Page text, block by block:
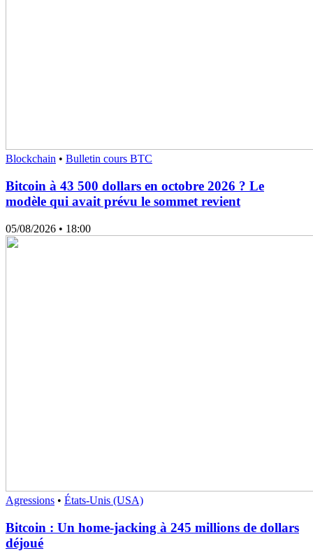
Blockchain • Bulletin cours BTC
Bitcoin à 43 500 dollars en octobre 2026 ? Le
modèle qui avait prévu le sommet revient
05/08/2026 • 18:00
Agressions • États-Unis (USA)
Bitcoin : Un home-jacking à 245 millions de dollars
déjoué